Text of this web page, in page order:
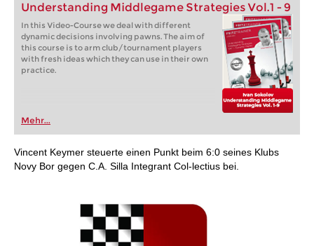
Understanding Middlegame Strategies Vol.1 - 9
In this Video-Course we deal with different
dynamic decisions involving pawns. The aim of
this course is to arm club/tournament players
with fresh ideas which they can use in their own
practice.
Mehr...
Vincent Keymer steuerte einen Punkt beim 6:0 seines Klubs
Novy Bor gegen C.A. Silla Integrant Col-lectius bei.